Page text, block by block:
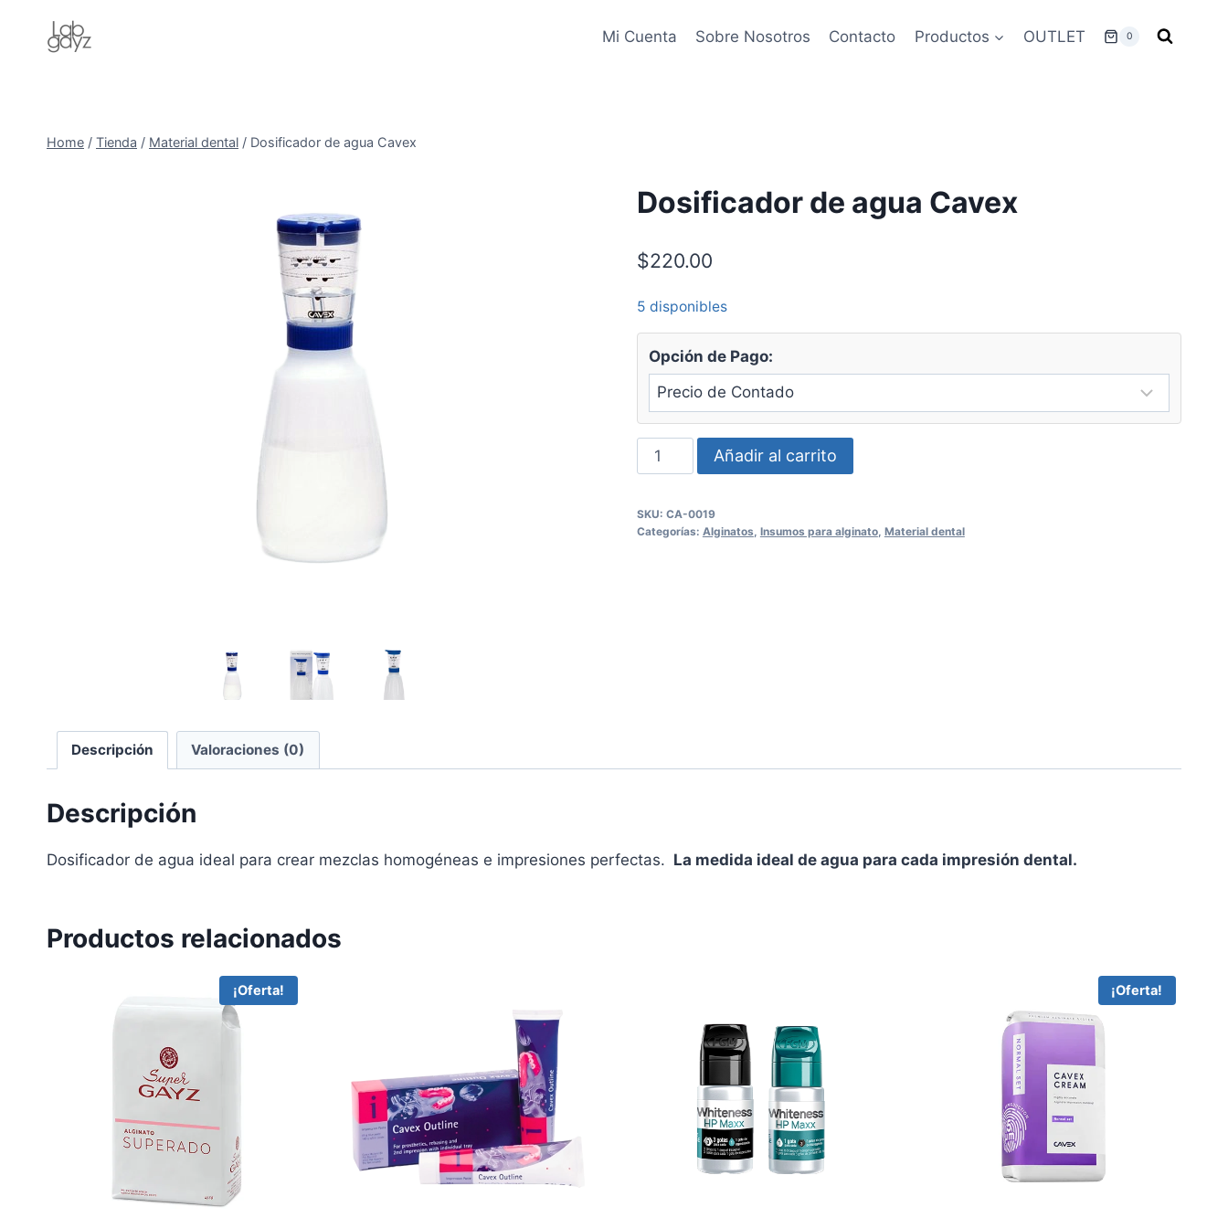
Mi Cuenta Sobre Nosotros Contacto Productos OUTLET 0
Home / Tienda / Material dental / Dosificador de agua Cavex
Dosificador de agua Cavex
$220.00
5 disponibles
Opción de Pago:
Dosificador
de
Cavex
Añadir al carrito
SKU: CA-0019
Categorías: Alginatos Insumos para alginato, Material dental
Descripción Valoraciones (0)
Descripción
Dosificador de agua ideal para crear mezclas homogéneas e impresiones perfectas. La medida ideal de agua para cada impresión dental.
Productos relacionados
¡Oferta! ¡Oferta!